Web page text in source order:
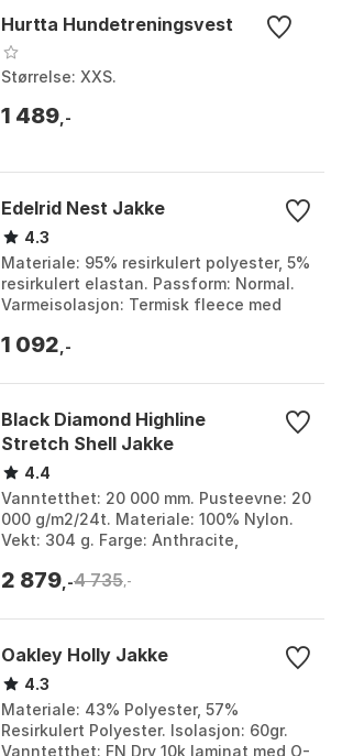
Hurtta Hundetreningsvest
Størrelse: XXS.
1 489 ,-
Edelrid Nest Jakke
4.3
Materiale: 95% resirkulert polyester, 5%
resirkulert elastan. Passform: Normal.
Varmeisolasjon: Termisk fleece med
takket...
1 092 ,-
Black Diamond Highline
Stretch Shell Jakke
4.4
Vanntetthet: 20 000 mm. Pusteevne: 20
000 g/m2/24t. Materiale: 100% Nylon.
Vekt: 304 g. Farge: Anthracite,
Coral red, Cr...
2 879 ,-4 735 ,-
Oakley Holly Jakke
4.3
Materiale: 43% Polyester, 57%
Resirkulert Polyester. Isolasjon: 60gr.
Vanntetthet: FN Dry 10k laminat med O-